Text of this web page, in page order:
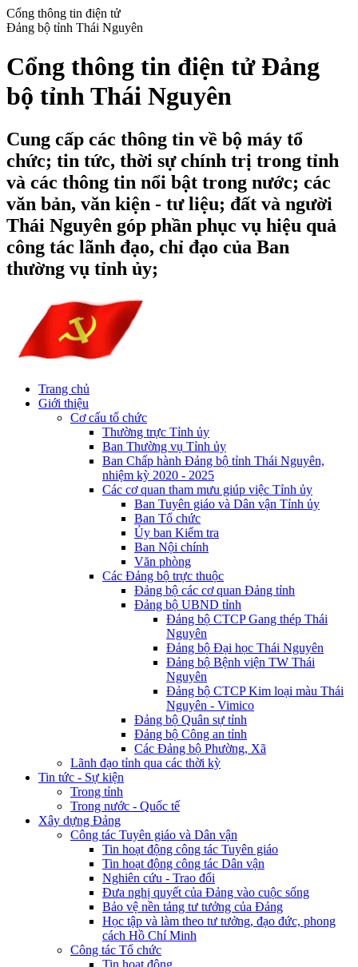
Cổng thông tin điện tử
Đảng bộ tỉnh Thái Nguyên
Cổng thông tin điện tử Đảng
bộ tỉnh Thái Nguyên
Cung cấp các thông tin về bộ máy tổ
chức; tin tức, thời sự chính trị trong tỉnh
và các thông tin nổi bật trong nước; các
văn bản, văn kiện - tư liệu; đất và người
Thái Nguyên góp phần phục vụ hiệu quả
công tác lãnh đạo, chỉ đạo của Ban
thường vụ tỉnh ủy;
Trang chủ
Giới thiệu
Cơ cấu tổ chức
Thường trực Tỉnh ủy
Ban Thường vụ Tỉnh ủy
Ban Chấp hành Đảng bộ tỉnh Thái Nguyên,
nhiệm kỳ 2020 - 2025
Các cơ quan tham mưu giúp việc Tỉnh ủy
Ban Tuyên giáo và Dân vận Tỉnh ủy
Ban Tổ chức
Ủy ban Kiểm tra
Ban Nội chính
Văn phòng
Các Đảng bộ trực thuộc
Đảng bộ các cơ quan Đảng tỉnh
Đảng bộ UBND tỉnh
Đảng bộ CTCP Gang thép Thái
Nguyên
Đảng bộ Đại học Thái Nguyên
Đảng bộ Bệnh viện TW Thái
Nguyên
Đảng bộ CTCP Kim loại màu Thái
Nguyên - Vimico
Đảng bộ Quân sự tỉnh
Đảng bộ Công an tỉnh
Các Đảng bộ Phường, Xã
Lãnh đạo tỉnh qua các thời kỳ
Tin tức - Sự kiện
Trong tỉnh
Trong nước - Quốc tế
Xây dựng Đảng
Công tác Tuyên giáo và Dân vận
Tin hoạt động công tác Tuyên giáo
Tin hoạt động công tác Dân vận
Nghiên cứu - Trao đổi
Đưa nghị quyết của Đảng vào cuộc sống
Bảo vệ nền tảng tư tưởng của Đảng
Học tập và làm theo tư tưởng, đạo đức, phong
cách Hồ Chí Minh
Công tác Tổ chức
Tin hoạt động